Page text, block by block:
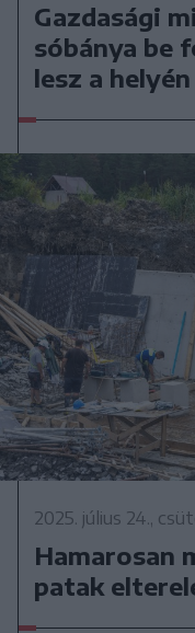
Gazdasági
sóbánya be
lesz a helyén
2025. július 24.,
Hamarosan
patak